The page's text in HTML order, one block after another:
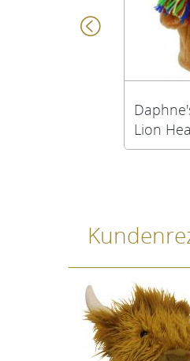
Lion